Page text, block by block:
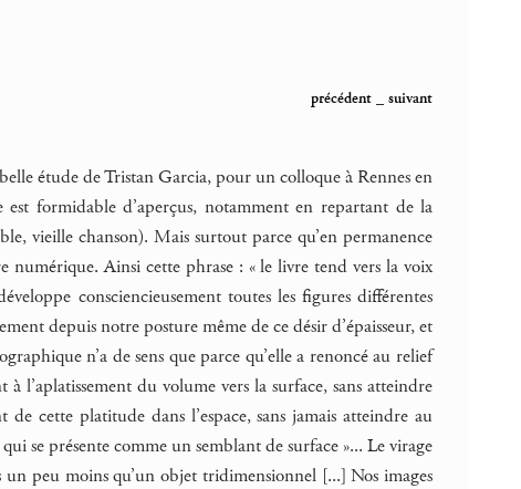
précédent _suivant
étude de Tristan Garcia, pour un colloque à Rennes en
formidable d’aperçus, notamment en repartant de la
vieille chanson). Mais surtout parce qu’en permanence
numérique. Ainsi cette phrase : « le livre tend vers la voix
consciencieusement toutes les figures différentes
depuis notre posture même de ce désir d’épaisseur, et
n’a de sens que parce qu’elle a renoncé au relief
du volume vers la surface, sans atteindre
cette platitude dans l’espace, sans jamais atteindre au
se présente comme un semblant de surface »... Le virage
un peu moins qu’un objet tridimensionnel [...] Nos images